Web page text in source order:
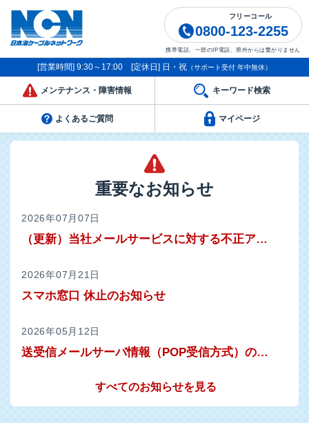
フリーコール
0800-123-2255
携帯電話、一部のIP電話、県外からは繋がりません
[営業時間] 9:30～17:00 [定休日] 日・祝 （サポート受付 年中無休）
メンテナンス ・障害情報 キーワード検索
よくあるご質問 マイページ
重要なお知らせ
2026年07月07日
（更新）当社メールサービスに対する不正アクセス発生について
2026年07月21日
スマホ窓口 休止のお知らせ
2026年05月12日
送受信メールサーバ情報（POP受信方式）の確認のお願い
すべてのお知らせを見る